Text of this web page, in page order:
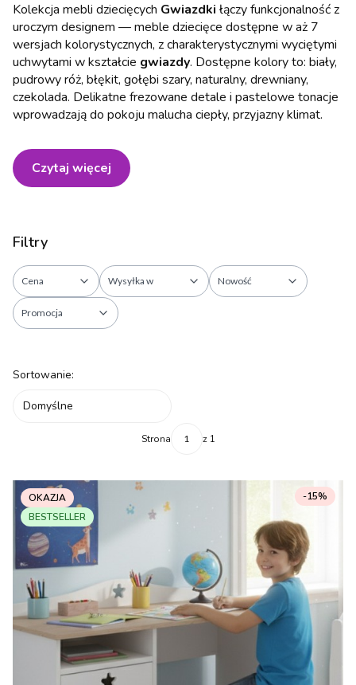
Kolekcja mebli dziecięcych Gwiazdkiłączy funkcjonalność z
uroczym designem — meble dziecięce dostępne w aż 7
wersjach kolorystycznych, z charakterystycznymi wyciętymi
uchwytami w kształcie gwiazdy. Dostępne kolory to: biały,
pudrowy róż, błękit, gołębi szary, naturalny, drewniany,
czekolada. Delikatne frezowane detale i pastelowe tonacje
wprowadzają do pokoju malucha ciepły, przyjazny klimat.
Czytaj więcej
Filtry
Cena Wysyłka w Nowość
Promocja
Lista produktów
Sortowanie:
Domyślne
Strona z 1
OKAZJA
BESTSELLER
-15%